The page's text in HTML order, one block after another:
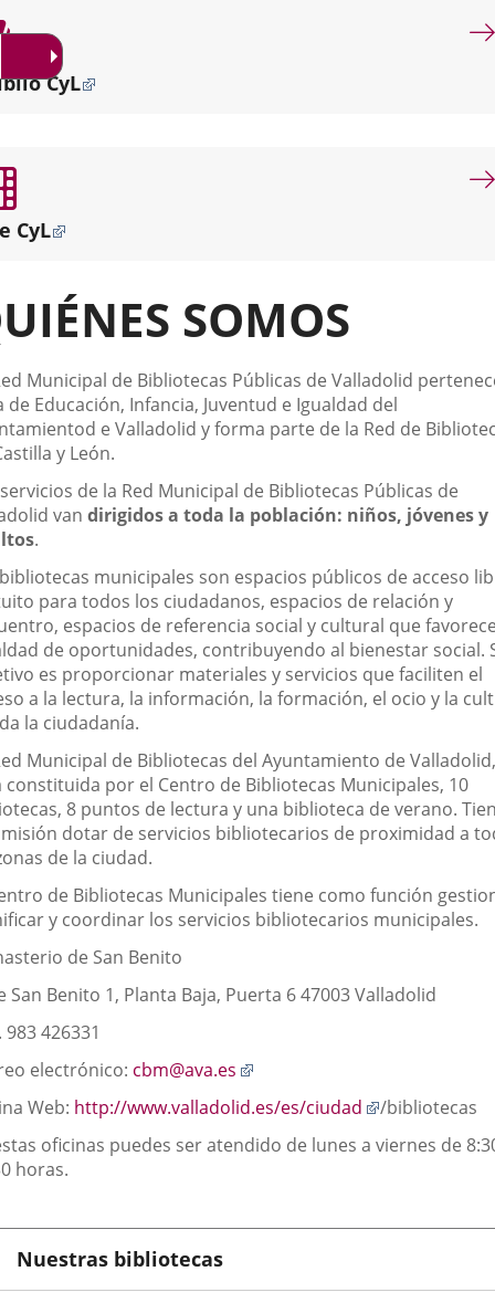
misión
dotar
de
de
a
los
de
la
CyL
CyL
SOMOS
Municipal de Bibliotecas Públicas de Valladolid
de Educación, Infancia, Juventud e Igualdad del
e Valladolid y forma parte de la Red de
y León.
de la Red Municipal de Bibliotecas Públicas de
van dirigidos a toda la población: niños, jóvenes y
.
municipales son espacios públicos de acceso
para todos los ciudadanos, espacios de relación y
espacios de referencia social y cultural que
de oportunidades, contribuyendo al bienestar social.
es proporcionar materiales y servicios que faciliten el
a la lectura, la información, la formación, el ocio y la
la ciudadanía.
Municipal de Bibliotecas del Ayuntamiento de Valladolid,
constituida por el Centro de Bibliotecas Municipales, 10
8 puntos de lectura y una biblioteca de verano.
dotar de servicios bibliotecarios de proximidad a
de la ciudad.
de Bibliotecas Municipales tiene como función
y coordinar los servicios bibliotecarios municipales.
de San Benito
San Benito 1, Planta Baja, Puerta 6 47003 Valladolid
983 426331
electrónico: cbm@ava.es
una
aplicación
Web: http://www.valladolid.es/es/ciudad
Enlace
una
/bibliotecas
oficinas puedes ser atendido de lunes a viernes de
horas.
Nuestras bibliotecas